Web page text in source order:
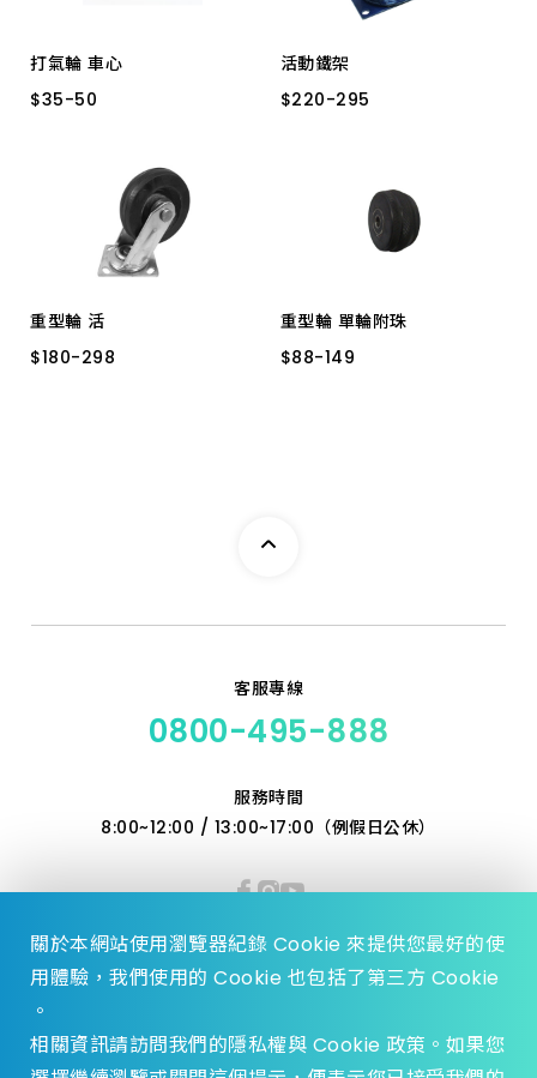
打氣輪 車心
$35-50
$35-50
活動鐵架
$220-295
$220-295
重型輪 活
$180-298
$180-298
重型輪 單輪附珠
$88-149
$88-149
客服專線
0800-495-888
服務時間
8:00~12:00 / 13:00~17:00（例假日公休）
關於本網站使用瀏覽器紀錄 Cookie 來提供您最好的使
用體驗，我們使用的 Cookie 也包括了第三方 Cookie
。
相關資訊請訪問我們的隱私權與 Cookie 政策。如果您